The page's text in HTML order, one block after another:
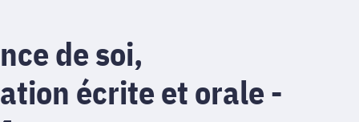
de soi,
écrite et orale -